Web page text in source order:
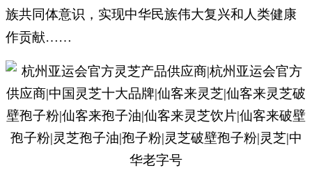
族共同体意识，实现中华民族伟大复兴和人类健康
作贡献……